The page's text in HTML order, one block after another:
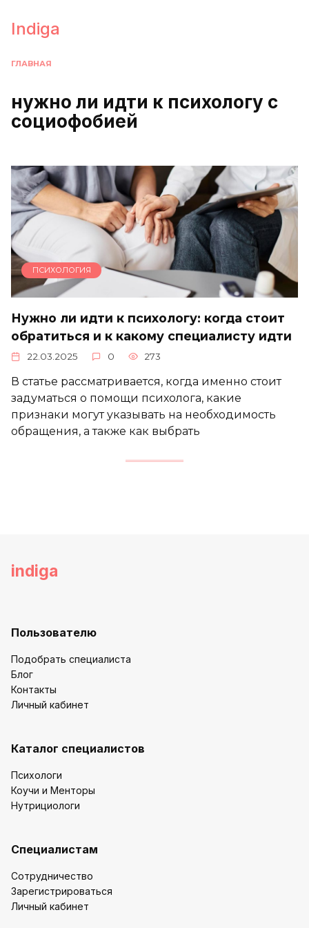
содержанию
Indiga
ГЛАВНАЯ
нужно ли идти к психологу с
социофобией
ПСИХОЛОГИЯ
Нужно ли идти к психологу: когда стоит
обратиться и к какому специалисту идти
22.03.2025 0 273
В статье рассматривается, когда именно стоит
задуматься о помощи психолога, какие
признаки могут указывать на необходимость
обращения, а также как выбрать
indiga
Пользователю
Подобрать специалиста
Блог
Контакты
Личный кабинет
Каталог специалистов
Психологи
Коучи и Менторы
Нутрициологи
Специалистам
Сотрудничество
Зарегистрироваться
Личный кабинет